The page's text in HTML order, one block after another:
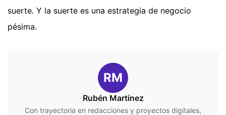
suerte. Y la suerte es una estrategia de negocio
pésima.
RM
Rubén Martínez
Con trayectoria en redacciones y proyectos digitales,